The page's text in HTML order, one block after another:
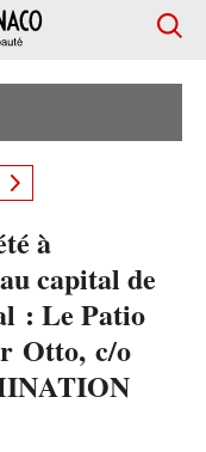
à
capital de
: Le Patio
Otto, c/o